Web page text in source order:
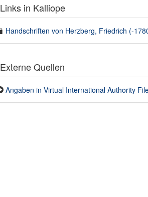
Links in Kalliope
Handschriften von Herzberg, Friedrich (-
Externe Quellen
Angaben in Virtual International Authority